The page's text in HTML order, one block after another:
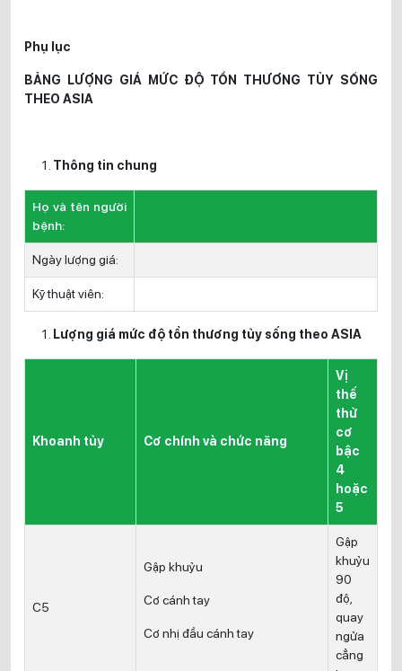
Phụ lục
BẢNG LƯỢNG GIÁ MỨC ĐỘ TỔN THƯƠNG TỦY SỐNG
THEO ASIA
Thông tin chung
Họ và tên người
bệnh:
Ngày lượng giá:
Kỹ thuật viên:
Lượng giá mức độ tổn thương tủy sống theo ASIA
Khoanh tủy Cơ chính và chức năng
Vị
thế
thử
cơ
bậc
4
hoặc
5
C5
Gập khuỷu
Cơ cánh tay
Cơ nhị đầu cánh tay
Gập
khuỷu
90
độ,
quay
ngửa
cẳng